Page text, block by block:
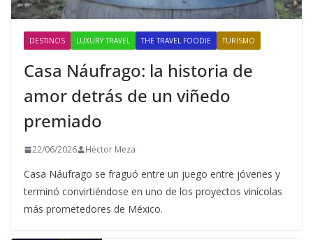
DESTINOS LUXURY TRAVEL THE TRAVEL FOODIE TURISMO
Casa Náufrago: la historia de
amor detrás de un viñedo
premiado
22/06/2026 Héctor Meza
Casa Náufrago se fraguó entre un juego entre jóvenes y
terminó convirtiéndose en uno de los proyectos vinícolas
más prometedores de México.